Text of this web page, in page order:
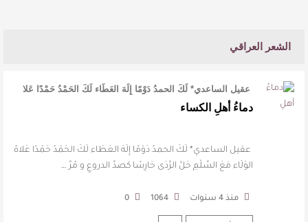
الشعر العراقي
‏ عقيل الساعدي* ‏لَكَ الحمدُ دَوْمًا إِلَهَ العَطَاء ‏لَكَ الحَمْدُ حَمْدًا عَلا
…
دماءُ أهلِ الكساء
‏ عقيل الساعدي* ‏لَكَ الحمدُ دَوْمًا إِلَهَ العَطَاء ‏لَكَ الحَمْدُ حَمْدًا عَلاهُ
الوَلَاء ‏مَعَ السِّلْمِ حَلَّ الرَّدَى حَارِسًا ‏كصدِّ الدروعِ و مُرِّ …
منذ 4 سنوات 1064
0